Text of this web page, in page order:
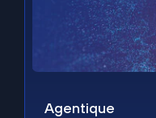
Agentique